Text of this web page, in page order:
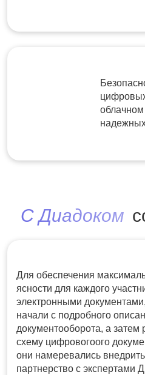
С Диадоком
Для обеспечения
ясности для каждого
электронными
начали с подробного
документооборота, а затем
схему цифровогоого
они намеревались
партнерство с экспертами